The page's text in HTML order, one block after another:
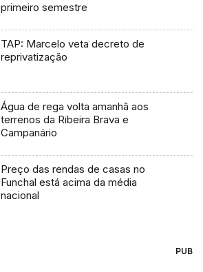
primeiro semestre
TAP: Marcelo veta decreto de
reprivatização
Água de rega volta amanhã aos
terrenos da Ribeira Brava e
Campanário
Preço das rendas de casas no
Funchal está acima da média
nacional
PUB